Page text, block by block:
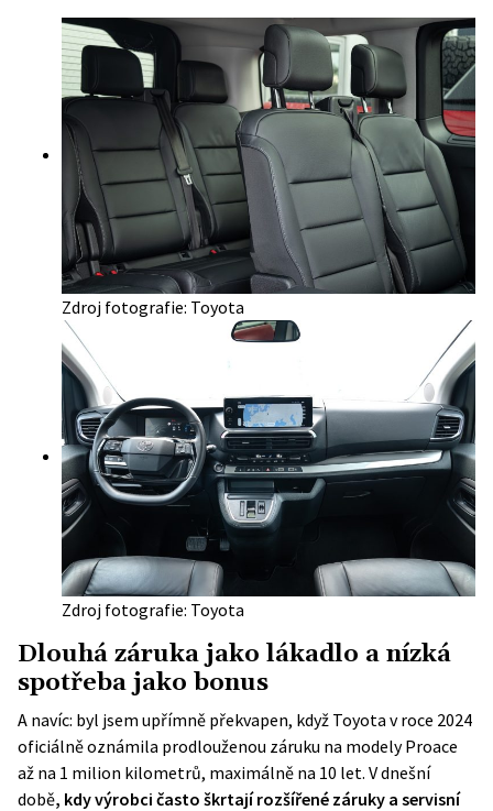
Zdroj fotografie: Toyota
Zdroj fotografie: Toyota
Dlouhá záruka jako lákadlo a nízká
spotřeba jako bonus
A navíc: byl jsem upřímně překvapen, když Toyota v roce 2024
oficiálně oznámila prodlouženou záruku na modely Proace
až na 1 milion kilometrů, maximálně na 10 let. V dnešní
době, kdy výrobci často škrtají rozšířené záruky a servisní